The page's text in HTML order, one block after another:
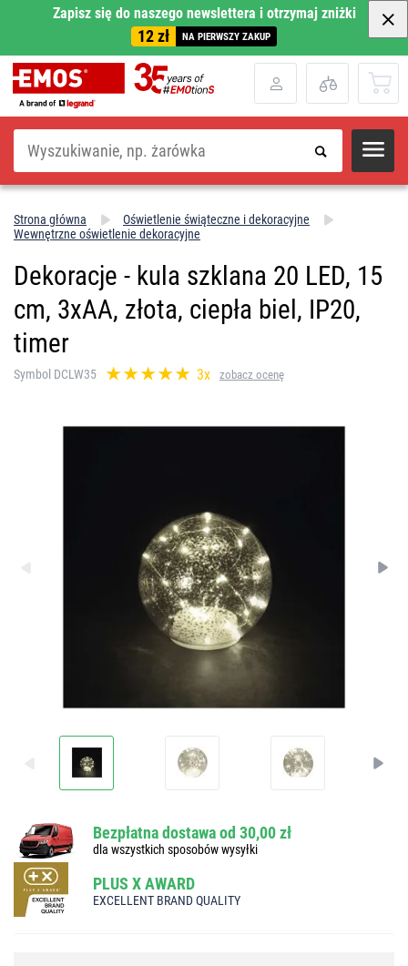
Zapisz się do naszego newslettera i otrzymaj zniżki
12 zł NA PIERWSZY ZAKUP
Szukaj
Strona główna
Oświetlenie świąteczne i dekoracyjne
Wewnętrzne oświetlenie dekoracyjne
Dekoracje - kula szklana 20 LED, 15
cm, 3xAA, złota, ciepła biel, IP20,
timer
Symbol DCLW35 3x zobacz ocenę
Bezpłatna dostawa od 30,00 zł
dla wszystkich sposobów wysyłki
PLUS X AWARD
EXCELLENT BRAND QUALITY